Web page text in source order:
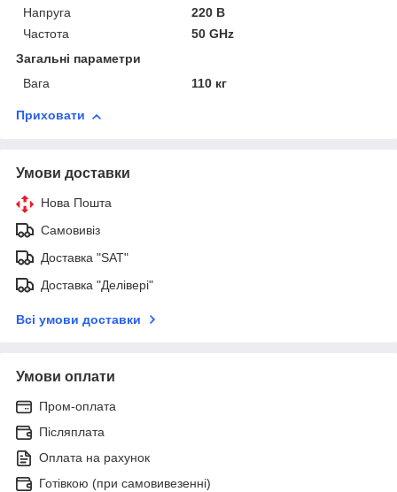
Напруга
220 В
Частота
50 GHz
Загальні параметри
Вага
110 кг
Приховати
Умови доставки
Нова Пошта
Самовивіз
Доставка "SAT"
Доставка "Делівері"
Всі умови доставки
Умови оплати
Пром-оплата
Післяплата
Оплата на рахунок
Готівкою (при самовивезенні)